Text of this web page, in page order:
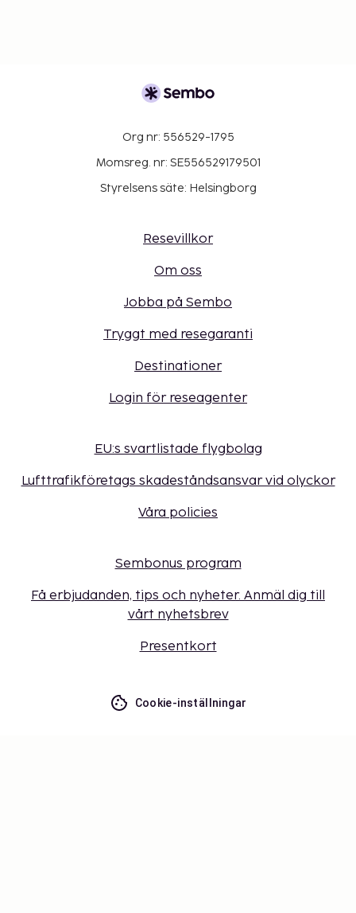
Org nr: 556529-1795
Momsreg. nr: SE556529179501
Styrelsens säte: Helsingborg
Resevillkor
Om oss
Jobba på Sembo
Tryggt med resegaranti
Destinationer
Login för reseagenter
EU:s svartlistade flygbolag
Lufttrafikföretags skadeståndsansvar vid olyckor
Våra policies
Sembonus program
Få erbjudanden, tips och nyheter. Anmäl dig till
vårt nyhetsbrev
Presentkort
Cookie-inställningar